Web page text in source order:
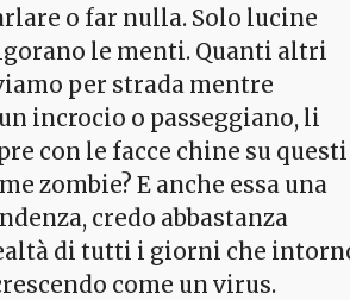
o far nulla. Solo lucine
le menti. Quanti altri
per strada mentre
incrocio o passeggiano, li
con le facce chine su questi
zombie? E anche essa una
credo abbastanza
di tutti i giorni che
come un virus.